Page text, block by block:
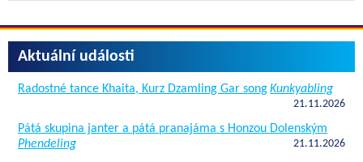
Aktuální události
Radostné tance Khaita, Kurz Dzamling Gar songKunkyabling
21.11.2026
Pátá skupina janter a pátá pranajáma s Honzou Dolenským
Phendeling
21.11.2026